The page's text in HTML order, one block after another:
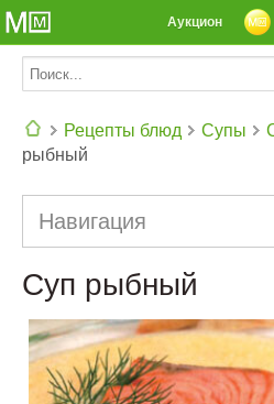
Аукцион
Рецепты блюд Супы
рыбный
Навигация
Суп рыбный